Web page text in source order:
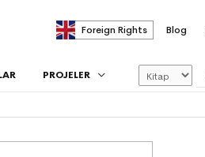
Foreign Rights Blog
PROJELER